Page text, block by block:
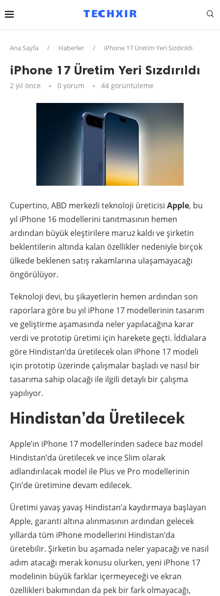
Ana Sayfa / Haberler / iPhone 17 Üretim Yeri Sızdırıldı
iPhone 17 Üretim Yeri Sızdırıldı
2 yıl önce 0 yorum 44 görüntüleme
Cupertino, ABD merkezli teknoloji üreticisi Apple, bu
yıl iPhone 16 modellerini tanıtmasının hemen
ardından büyük eleştirilere maruz kaldı ve şirketin
beklentilerin altında kalan özellikler nedeniyle birçok
ülkede beklenen satış rakamlarına ulaşamayacağı
öngörülüyor.
Teknoloji devi, bu şikayetlerin hemen ardından son
raporlara göre bu yıl iPhone 17 modellerinin tasarım
ve geliştirme aşamasında neler yapılacağına karar
verdi ve prototip üretimi için harekete geçti. İddialara
göre Hindistan’da üretilecek olan iPhone 17 modeli
için prototip üzerinde çalışmalar başladı ve nasıl bir
tasarıma sahip olacağı ile ilgili detaylı bir çalışma
yapılıyor.
Hindistan’da Üretilecek
Apple’ın iPhone 17 modellerinden sadece baz model
Hindistan’da üretilecek ve ince Slim olarak
adlandırılacak model ile Plus ve Pro modellerinin
Çin’de üretimine devam edilecek.
Üretimi yavaş yavaş Hindistan’a kaydırmaya başlayan
Apple, garanti altına alınmasının ardından gelecek
yıllarda tüm iPhone modellerini Hindistan’da
üretebilir. Şirketin bu aşamada neler yapacağı ve nasıl
adım atacağı merak konusu olurken, yeni iPhone 17
modelinin büyük farklar içermeyeceği ve ekran
özellikleri bakımından da pek bir fark olmayacağı,